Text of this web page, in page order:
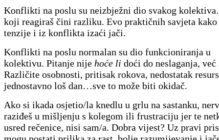
Konflikti na poslu su neizbježni dio svakog
koji reagiraš čini razliku. Evo praktičnih savjeta
tenzije i iz konflikta izaći jači.
Konflikti na poslu normalan su dio funkcioniranja u
kolektivu. Pitanje nije hoće li doći do neslaganja, već
Različite osobnosti, pritisak rokova, nedostatak
jednostavno loš dan…sve to može biti okidač.
Ako si ikada osjetio/la knedlu u grlu na sastanku,
raziđeš u mišljenju s kolegom ili frustraciju jer te
usred rečenice, nisi sam/a. Dobra vijest? Uz pravi